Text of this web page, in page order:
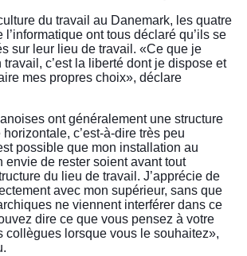
du travail au Danemark, les quatre
ont tous déclaré qu’ils se
sur leur lieu de travail. «Ce que je
travail, c’est la liberté dont je dispose et
mes propres choix», déclare
ont généralement une structure
c’est-à-dire très peu
possible que mon installation au
envie de rester soient avant tout
du lieu de travail. J’apprécie de
avec mon supérieur, sans que
ne viennent interférer dans ce
dire ce que vous pensez à votre
collègues lorsque vous le souhaitez»,